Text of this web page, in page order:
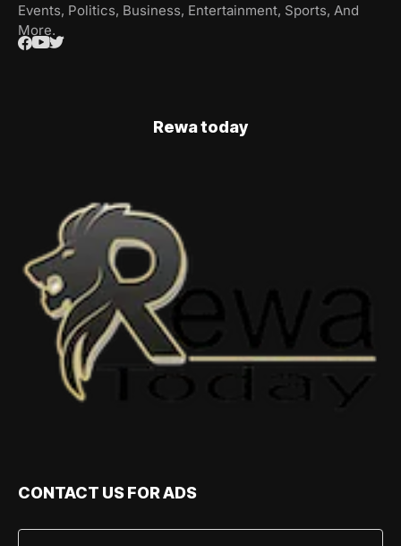
Events, Politics, Business, Entertainment, Sports, And
More.
Rewa today
CONTACT US FOR ADS